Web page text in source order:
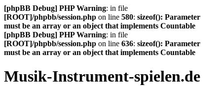
[phpBB Debug] PHP Warning: in file
[ROOT]/phpbb/session.php on line 580: sizeof(): Parameter
must be an array or an object that implements Countable
[phpBB Debug] PHP Warning: in file
[ROOT]/phpbb/session.php on line 636: sizeof(): Parameter
must be an array or an object that implements Countable
Musik-Instrument-spielen.de